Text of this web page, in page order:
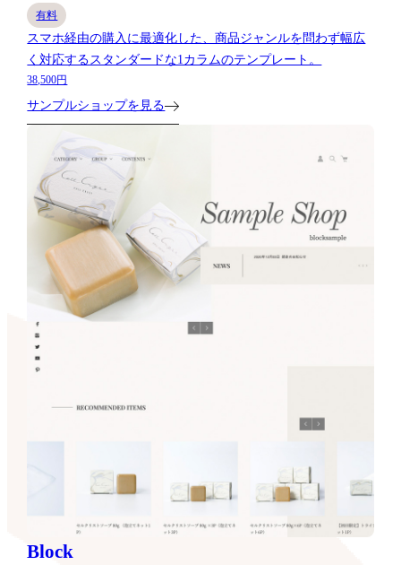
有料
スマホ経由の購入に最適化した、商品ジャンルを問わず幅広
く対応するスタンダードな1カラムのテンプレート。
38,500円
サンプルショップを見る
Block